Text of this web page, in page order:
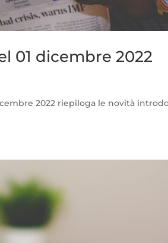
01 dicembre 2022
2022 riepiloga le novità